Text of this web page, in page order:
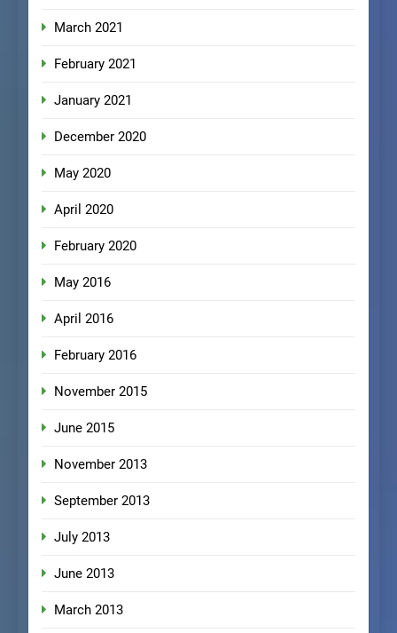
March 2021
February 2021
January 2021
December 2020
May 2020
April 2020
February 2020
May 2016
April 2016
February 2016
November 2015
June 2015
November 2013
September 2013
July 2013
June 2013
March 2013